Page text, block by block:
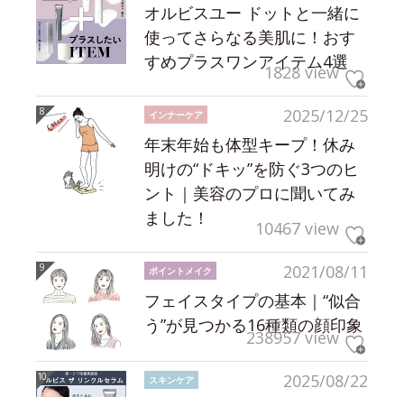
オルビスユー ドットと一緒に
使ってさらなる美肌に！おす
すめプラスワンアイテム4選
1828 view
2025/12/25
インナーケア
年末年始も体型キープ！休み
明けの“ドキッ”を防ぐ3つのヒ
ント｜美容のプロに聞いてみ
ました！
10467 view
2021/08/11
ポイントメイク
フェイスタイプの基本｜“似合
う”が見つかる16種類の顔印象
238957 view
2025/08/22
スキンケア